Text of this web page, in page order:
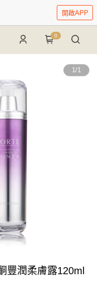
開啟APP
0
1/1
豐潤柔膚露120ml